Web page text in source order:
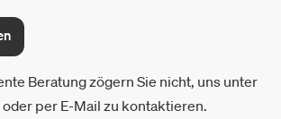
Beratung zögern Sie nicht, uns unter
per E-Mail zu kontaktieren.